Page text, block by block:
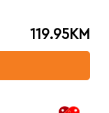
119.95KM